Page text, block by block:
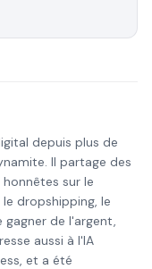
depuis plus de
Il partage des
sur le
dropshipping, le
gagner de l'argent,
aussi à l'IA
et a été